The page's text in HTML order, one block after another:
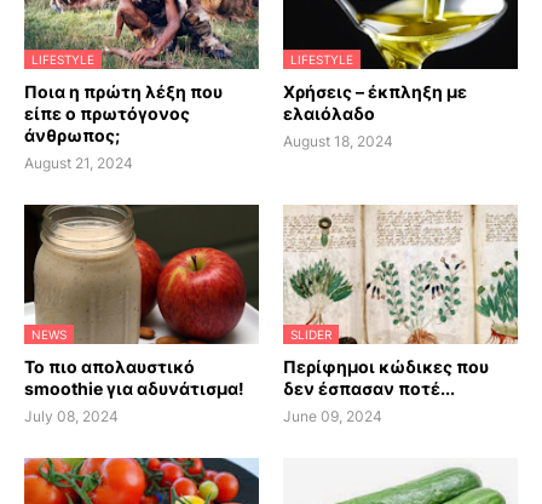
LIFESTYLE
Ποια η πρώτη λέξη που
είπε ο πρωτόγονος
άνθρωπος;
August 21, 2024
LIFESTYLE
Χρήσεις – έκπληξη με
ελαιόλαδο
August 18, 2024
NEWS
Το πιο απολαυστικό
smoothie για αδυνάτισμα!
July 08, 2024
SLIDER
Περίφημοι κώδικες που
δεν έσπασαν ποτέ...
June 09, 2024